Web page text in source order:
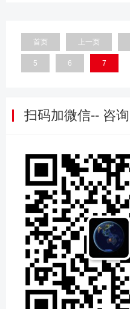
首页 上一页
5 6 7
扫码加微信-- 咨询